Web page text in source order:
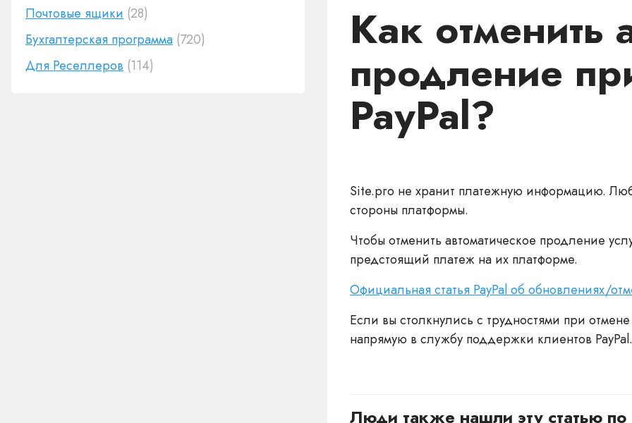
Почтовые ящики (28)
Бухгалтерская программа (720)
Для Реселлеров (114)
Как отменить
продление
PayPal?
Site.pro не хранит платежную информацию.
стороны платформы.
Чтобы отменить автоматическое продление
предстоящий платеж на их платформе.
Официальная статья PayPal об обновлениях/
Если вы столкнулись с трудностями при
напрямую в службу поддержки клиентов PayPal.
Люди также нашли эту статью по